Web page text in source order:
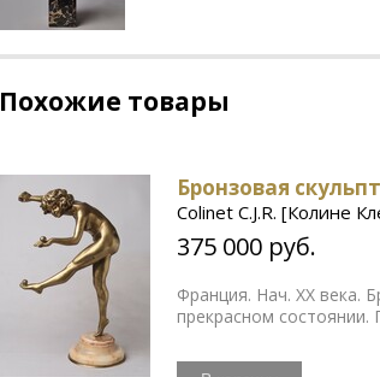
Похожие товары
Бронзовая
Colinet C.J.R. [Колине
375 000 руб.
Франция. Нач. ХХ века.
прекрасном состоянии.